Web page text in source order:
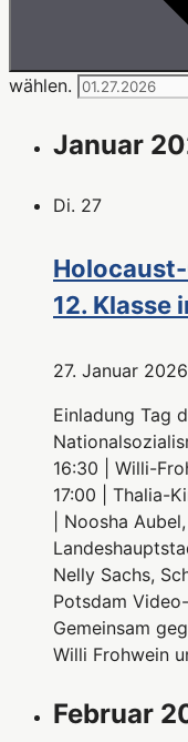
wählen.
Januar
Di. 27
12. Klasse
27. Januar
Einladung Tag
16:30 | Willi-
17:00 | Thalia-
| Noosha
Nelly Sachs,
Potsdam
Gemeinsam
Willi Frohwein
Februar